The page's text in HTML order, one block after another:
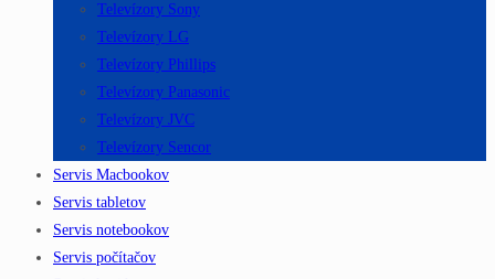
Televízory Sony
Televízory LG
Televízory Phillips
Televízory Panasonic
Televízory JVC
Televízory Sencor
Servis Macbookov
Servis tabletov
Servis notebookov
Servis počítačov